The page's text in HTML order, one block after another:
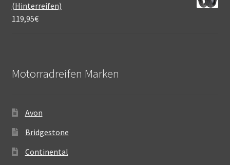
(Hinterreifen)
119,95€
Motorradreifen Marken
Avon
Bridgestone
Continental